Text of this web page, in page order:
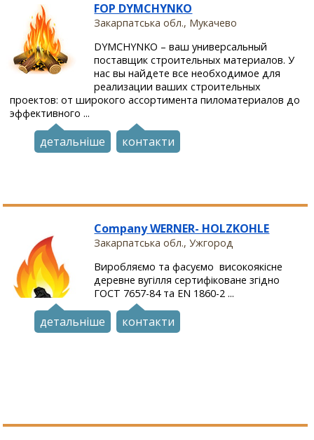
FOP DYMCHYNKO
Закарпатська обл., Мукачево
DYMCHYNKO – ваш универсальный
поставщик строительных материалов. У
нас вы найдете все необходимое для
реализации ваших строительных
проектов: от широкого ассортимента пиломатериалов до
эффективного ...
детальніше контакти
Company WERNER- HOLZKOHLE
Закарпатська обл., Ужгород
Виробляємо та фасуємо високоякісне
деревне вугілля сертифіковане згідно
ГОСТ 7657-84 та EN 1860-2 ...
детальніше контакти